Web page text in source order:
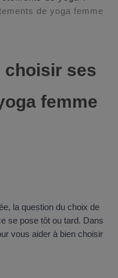
de yoga femme
choisir ses
femme
la question du choix de
se pose tôt ou tard. Dans
vous aider à bien choisir